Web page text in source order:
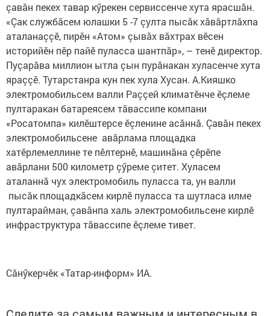
çавăн пекех тавар кӳрекен сервиссенче хута ярасшăн.
«Çак службăсем юлашки 5 -7 çулта пысăк хăвăртлăхпа
аталанаççӗ, пирӗн «Атом» çывăх вăхтрах вӗсен
историйӗн пӗр пайӗ пуласса шантпăр», – тенӗ директор.
Пуçарăва миллион ытла çын пурăнакан хуласенче хута
яраççӗ. Тутарстанра кун пек хула Хусан. А.Кияшко
электромобильсем валли Раççей климатӗнче ӗçлеме
пултаракан батареясем тăвассипе компани
«Росатомпа» килӗштерсе ӗçленине асăннă. Çавăн пекех
электромобильсене авăрлама площадка
хатӗрлемеллине те пӗлтернӗ, машинăна çӗрӗпе
авăрлани 500 километр çӳреме çитет. Хуласем
аталаннă чух электромобиль пуласса та, ун валли
пысăк площадкăсем кирлӗ пуласса та шутласа илме
пултарайман, çавăнпа халь электромобильсене кирлӗ
инфраструктура тăвассипе ӗçлеме тивет.
Сăнӳкерчӗк «Татар-информ» ИА.